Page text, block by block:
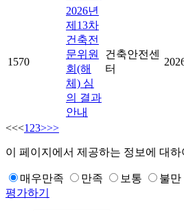
1570
2026년
제13차
건축전
문위원
회(해
체) 심
의 결과
안내
건축안전센
터
<<<1 23>>>
이 페이지에서 제공하는 정보에 대
매우만족 만족 보통 불만
평가하기